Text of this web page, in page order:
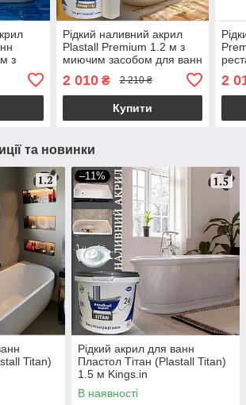
з
Рідкий наливний акрил
Plastall Premium 1.2 м з
миючим засобом для ванн
2 010₴ 2 210 ₴
Купити
2
та новинки
Titan)
–11%
Рідкий акрил для ванн
Пластол Тітан (Plastall Titan)
1.5 м Kings.in
В наявності